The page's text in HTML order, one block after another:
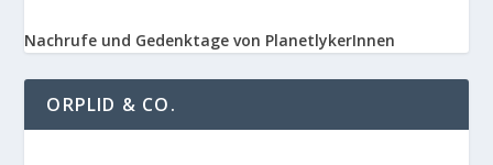
Nachrufe und Gedenktage von PlanetlykerInnen
ORPLID & CO.